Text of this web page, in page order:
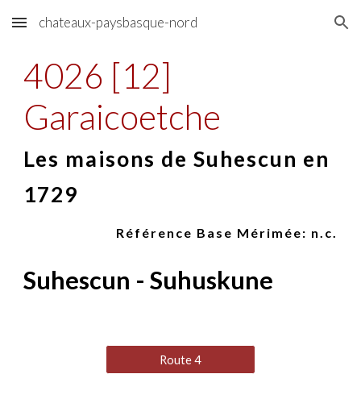
Skip to main content Skip to navigation
chateaux-paysbasque-nord
4026 [12]
Garaicoetche
Les maisons de Suhescun en
1729
Référence Base Mérimée: n. c.
Suhescun - Suhuskune
Route 4